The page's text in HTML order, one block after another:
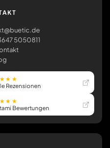
5050811
Rezensionen
Bewertungen